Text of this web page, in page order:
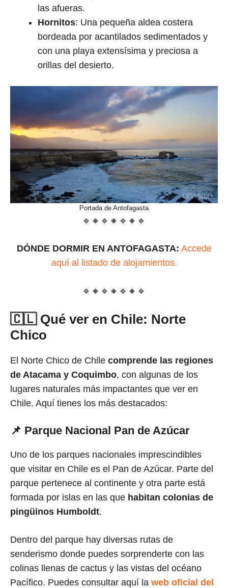
las afueras.
Hornitos: Una pequeña aldea costera
bordeada por acantilados sedimentados y
con una playa extensísima y preciosa a
orillas del desierto.
Portada de Antofagasta
🔹🔸🔹🔸🔹🔸🔹
DÓNDE DORMIR EN ANTOFAGASTA: Accede
aquí al listado de alojamientos.
🔹🔸🔹🔸🔹🔸🔹
🇨🇱 Qué ver en Chile: Norte
Chico
El Norte Chico de Chile comprende las regiones
de Atacama y Coquimbo, con algunas de los
lugares naturales más impactantes que ver en
Chile. Aquí tienes los más destacados:
📌 Parque Nacional Pan de Azúcar
Uno de los parques nacionales imprescindibles
que visitar en Chile es el Pan de Azúcar. Parte del
parque pertenece al continente y otra parte está
formada por islas en las que habitan colonias de
pingüinos Humboldt.
Dentro del parque hay diversas rutas de
senderismo donde puedes sorprenderte con las
colinas llenas de cactus y las vistas del océano
Pacífico. Puedes consultar aquí la web oficial del